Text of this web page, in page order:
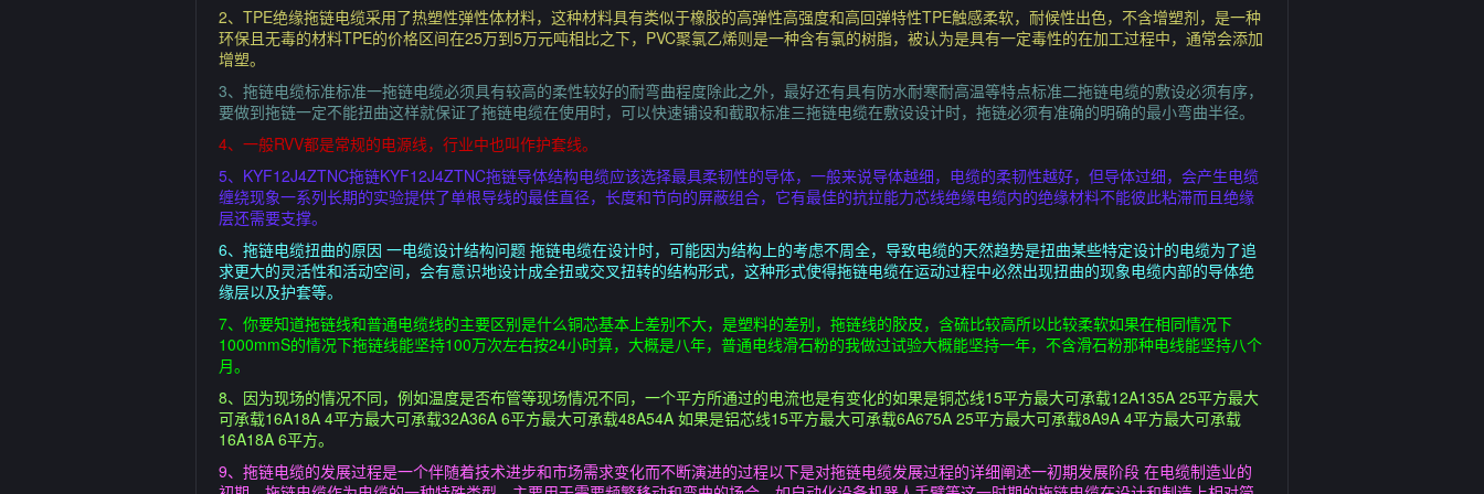
2、TPE绝缘拖链电缆采用了热塑性弹性体材料，这种材料具有类似于橡胶的高弹性高强度和高回弹特性TPE触感柔软，耐候性出色，不含增塑剂，是一种
环保且无毒的材料TPE的价格区间在25万到5万元吨相比之下，PVC聚氯乙烯则是一种含有氯的树脂，被认为是具有一定毒性的在加工过程中，通常会添加
增塑。
3、拖链电缆标准标准一拖链电缆必须具有较高的柔性较好的耐弯曲程度除此之外，最好还有具有防水耐寒耐高温等特点标准二拖链电缆的敷设必须有序，
要做到拖链一定不能扭曲这样就保证了拖链电缆在使用时，可以快速铺设和截取标准三拖链电缆在敷设设计时，拖链必须有准确的明确的最小弯曲半径。
4、一般RVV都是常规的电源线，行业中也叫作护套线。
5、KYF12J4ZTNC拖链KYF12J4ZTNC拖链导体结构电缆应该选择最具柔韧性的导体，一般来说导体越细，电缆的柔韧性越好，但导体过细，会产生电缆
缠绕现象一系列长期的实验提供了单根导线的最佳直径，长度和节向的屏蔽组合，它有最佳的抗拉能力芯线绝缘电缆内的绝缘材料不能彼此粘滞而且绝缘
层还需要支撑。
6、拖链电缆扭曲的原因 一电缆设计结构问题 拖链电缆在设计时，可能因为结构上的考虑不周全，导致电缆的天然趋势是扭曲某些特定设计的电缆为了追
求更大的灵活性和活动空间，会有意识地设计成全扭或交叉扭转的结构形式，这种形式使得拖链电缆在运动过程中必然出现扭曲的现象电缆内部的导体绝
缘层以及护套等。
7、你要知道拖链线和普通电缆线的主要区别是什么铜芯基本上差别不大，是塑料的差别，拖链线的胶皮，含硫比较高所以比较柔软如果在相同情况下
1000mmS的情况下拖链线能坚持100万次左右按24小时算，大概是八年，普通电线滑石粉的我做过试验大概能坚持一年，不含滑石粉那种电线能坚持八个
月。
8、因为现场的情况不同，例如温度是否布管等现场情况不同，一个平方所通过的电流也是有变化的如果是铜芯线15平方最大可承载12A135A 25平方最大
可承载16A18A 4平方最大可承载32A36A 6平方最大可承载48A54A 如果是铝芯线15平方最大可承载6A675A 25平方最大可承载8A9A 4平方最大可承载
16A18A 6平方。
9、拖链电缆的发展过程是一个伴随着技术进步和市场需求变化而不断演进的过程以下是对拖链电缆发展过程的详细阐述一初期发展阶段 在电缆制造业的